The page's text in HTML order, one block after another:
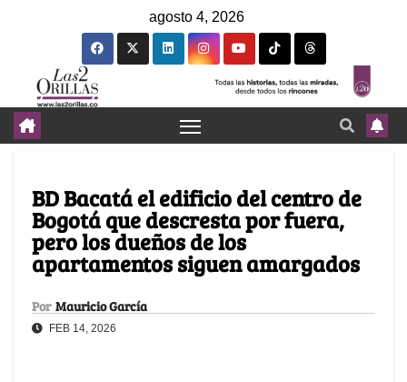
agosto 4, 2026
BD Bacatá el edificio del centro de
Bogotá que descresta por fuera,
pero los dueños de los
apartamentos siguen amargados
Por Mauricio García
FEB 14, 2026